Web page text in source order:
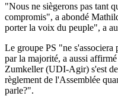
"Nous ne siègerons pas tant
compromis", a abondé
porter la voix du peuple", a
Le groupe PS "ne s'associera
par la majorité, a aussi
Zumkeller (UDI-Agir) s'est
règlement de l'Assemblée
parle?".